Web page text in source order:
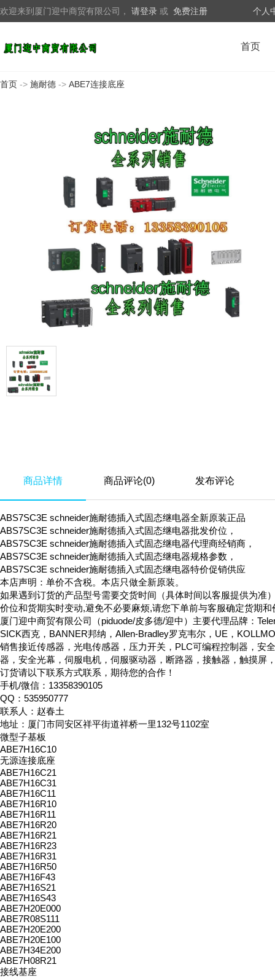
欢迎来到厦门迎中商贸有限公司， 请登录 或 免费注册 个人
首页
首页 -> 施耐德 -> ABE7连接底座
商品详情 商品评论(0) 发布评论
ABS7SC3E schneider施耐德插入式固态继电器全新原装正品
ABS7SC3E schneider施耐德插入式固态继电器批发价位，
ABS7SC3E schneider施耐德插入式固态继电器代理商经销商，
ABS7SC3E schneider施耐德插入式固态继电器规格参数，
ABS7SC3E schneider施耐德插入式固态继电器特价促销供应
本店声明：单价不含税。本店只做全新原装。
如果遇到订货的产品型号需要交货时间（具体时间以客服提供为准
价位和货期实时变动,避免不必要麻烦,请您下单前与客服确定货期
厦门迎中商贸有限公司（piduode/皮多德/迎中）主要代理品牌：
SICK西克，BANNER邦纳，Allen-Bradley罗克韦尔，UE，
销售接近传感器，光电传感器，压力开关，PLC可编程控制器，安
器，安全光幕，伺服电机，伺服驱动器，断路器，接触器，触摸屏
订货请以下联系方式联系，期待您的合作！
手机/微信：13358390105
QQ：535950777
联系人：赵春土
地址：厦门市同安区祥平街道祥桥一里132号1102室
微型子基板
ABE7H16C10
无源连接底座
ABE7H16C21
ABE7H16C31
ABE7H16C11
ABE7H16R10
ABE7H16R11
ABE7H16R20
ABE7H16R21
ABE7H16R23
ABE7H16R31
ABE7H16R50
ABE7H16F43
ABE7H16S21
ABE7H16S43
ABE7H20E000
ABE7R08S111
ABE7H20E200
ABE7H20E100
ABE7H34E200
ABE7H08R21
接线基座